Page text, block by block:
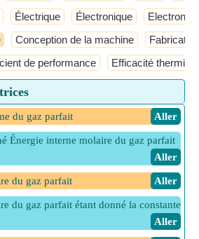
Électrique Électronique
Conception de la machine Fabrication
de performance Efficacité
du gaz parfait ​ Aller
Énergie interne molaire du gaz parfait
​ Aller
du gaz parfait ​ Aller
du gaz parfait étant donné la constante
​ Aller